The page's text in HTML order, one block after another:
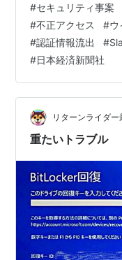
います。 影響: 社員
ス、チャット履歴な
能性があります。
ワード変更などの対
の個人情報は個人情
が…
#セキュリティ事案
#不正アクセス #ウ
#認証情報流出 #
#日本経済新聞社
リターンライダー
重たいトラブル